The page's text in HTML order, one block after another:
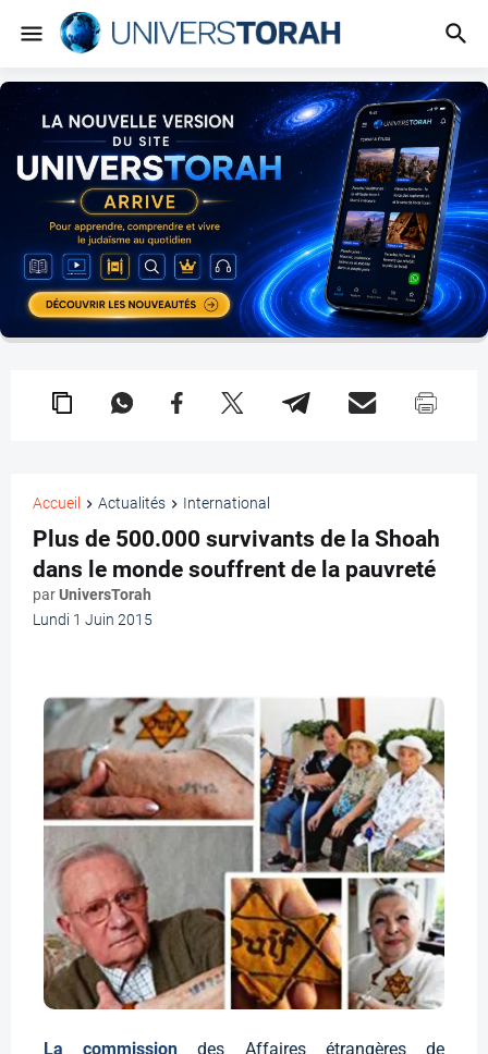
Accueil Actualités International
Plus de 500.000 survivants de la Shoah
dans le monde souffrent de la pauvreté
parUniversTorah
Lundi 1 Juin 2015
La commissiondes Affaires étrangères de